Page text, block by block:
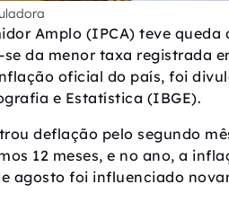
Amplo (IPCA) teve queda
da menor taxa registrada
oficial do país, foi
e Estatística (IBGE).
deflação pelo segundo
12 meses, e no ano, a
agosto foi influenciado